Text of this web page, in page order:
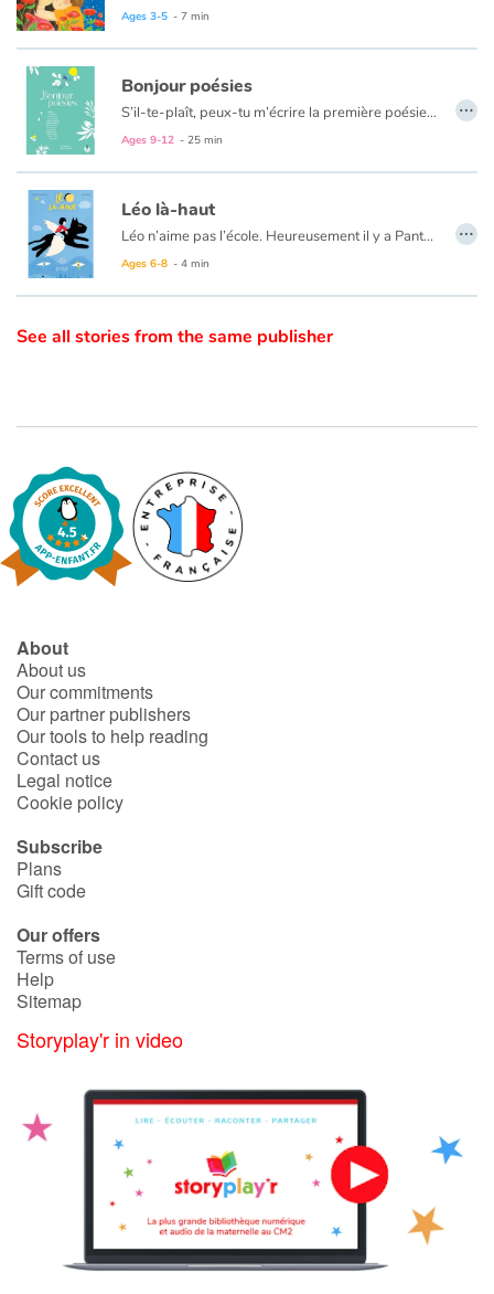
Formats and illustrations
Catalogue anglais
Contraste +
Help
Home
Family
Videos & Tutorials
Blog
Learn french with Storyplay'r
French book lists for children
Reading for children
Activities and workshops
Dyslexia and reading disorders
Ages 3-5 - 7 min
Bonjour poésies
S’il-te-plaît, peux-tu m’écrire la première poésie que tu aurais aimé lire enfant ?
Ages 9-12 - 25 min
…
Léo là-haut
Léo n’aime pas l’école. Heureusement il y a Panthère, le chat sauvage. Avec son ami et son imagination, Léo s’échappe... et apprivoise ses peurs.
Ages 6-8 - 4 min
…
See all stories from the same publisher
About
About us
Our commitments
Our partner publishers
Our tools to help reading
Contact us
Legal notice
Cookie policy
Subscribe
Plans
Gift code
Our offers
Terms of use
Help
Sitemap
Storyplay'r in video